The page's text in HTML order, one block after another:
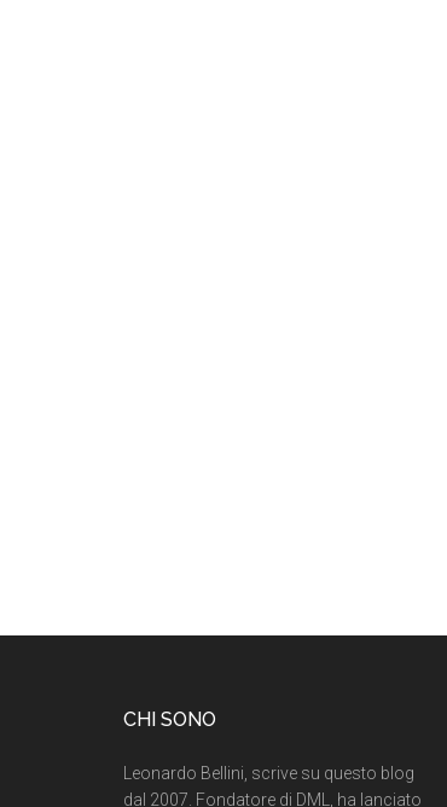
CHI SONO
Leonardo Bellini, scrive su questo blog
dal 2007. Fondatore di DML, ha lanciato